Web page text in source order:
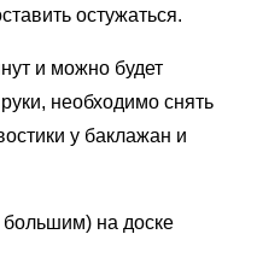
остужаться.
и можно будет
необходимо снять
у баклажан и
на доске